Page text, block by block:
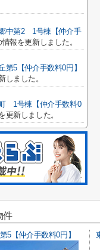
中第2 1号棟【仲介手
情報を更新しました。
第5【仲介手数料0円】
しました。
1号棟【仲介手数料0
更新しました。
件
5【仲介手数料0円】